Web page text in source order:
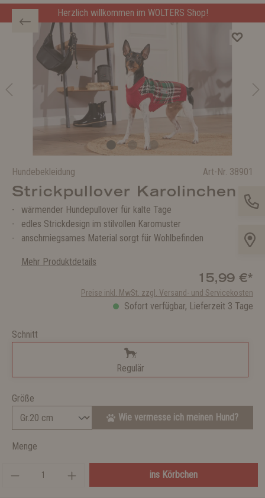
Herzlich willkommen im WOLTERS Shop!
Hundebekleidung Art-Nr. 38901
Strickpullover Karolinchen
wärmender Hundepullover für kalte Tage
edles Strickdesign im stilvollen Karomuster
anschmiegsames Material sorgt für Wohlbefinden
Mehr Produktdetails
15,99 €*
Preise inkl. MwSt. zzgl. Versand- und Servicekosten
Sofort verfügbar, Lieferzeit 3 Tage
Schnitt
Regulär
Größe
Wie vermesse ich meinen Hund?
Menge
ins Körbchen